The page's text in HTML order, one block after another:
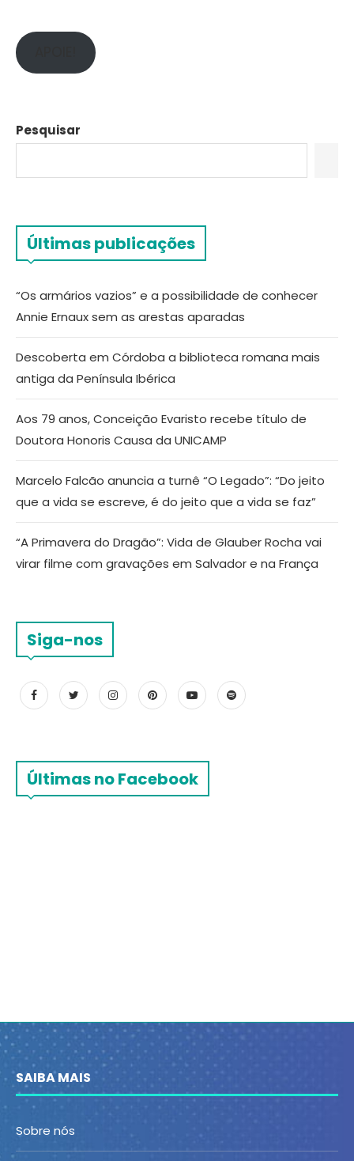
Pesquisar
Últimas publicações
“Os armários vazios” e a possibilidade de conhecer
Annie Ernaux sem as arestas aparadas
Descoberta em Córdoba a biblioteca romana mais
antiga da Península Ibérica
Aos 79 anos, Conceição Evaristo recebe título de
Doutora Honoris Causa da UNICAMP
Marcelo Falcão anuncia a turnê “O Legado”: “Do jeito
que a vida se escreve, é do jeito que a vida se faz”
“A Primavera do Dragão”: Vida de Glauber Rocha vai
virar filme com gravações em Salvador e na França
Siga-nos
Últimas no Facebook
SAIBA MAIS
Sobre nós